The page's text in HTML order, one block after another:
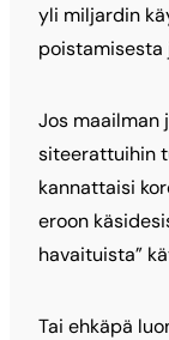
yli miljardin
poistamisesta
Jos maailman
siteerattuihin
kannattaisi
eroon
havaituista”
Tai ehkäpä